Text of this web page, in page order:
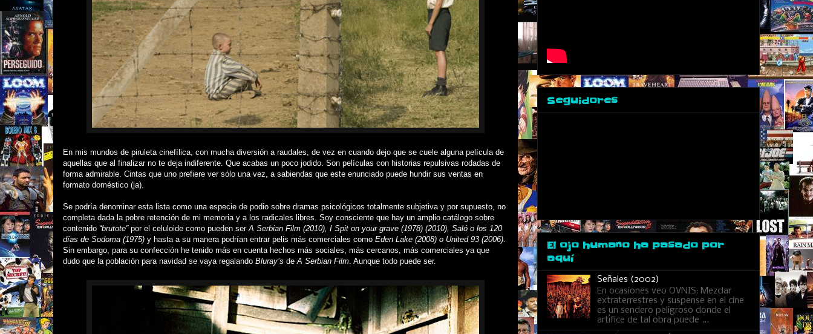
En mis mundos de piruleta cinefílica, con mucha diversión a raudales, de vez en cuando dejo que se cuele alguna película de
aquellas que al finalizar no te deja indiferente. Que acabas un poco jodido. Son películas con historias repulsivas rodadas de
forma admirable. Cintas que uno prefiere ver sólo una vez, a sabiendas que este enunciado puede hundir sus ventas en
formato doméstico (ja).
Se podría denominar esta lista como una especie de podio sobre dramas psicológicos totalmente subjetiva y por supuesto, no
completa dada la pobre retención de mi memoria y a los radicales libres. Soy consciente que hay un amplio catálogo sobre
contenido “brutote”por el celuloide como pueden ser A Serbian Film (2010), I Spit on your grave (1978) (2010), Saló o los 120
días de Sodoma (1975) y hasta a su manera podrían entrar pelis más comerciales como Eden Lake (2008) o United 93 (2006)
Sin embargo, para su confección he tenido más en cuenta hechos más sociales, más cercanos, más comerciales ya que
dudo que la población para navidad se vaya regalando Bluray’s de A Serbian Film . Aunque todo puede ser.
Seguidores
El ojo humano ha pasado por
aquí
Señales (2002)
En ocasiones veo OVNIS: Mezclar
extraterrestres y suspense en el cine
es un sendero peligroso donde el
artífice de tal obra puede ...